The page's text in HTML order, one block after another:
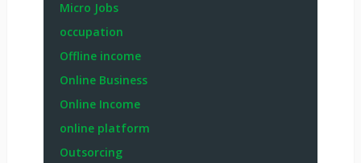
Micro Jobs
occupation
Offline income
Online Business
Online Income
online platform
Outsorcing